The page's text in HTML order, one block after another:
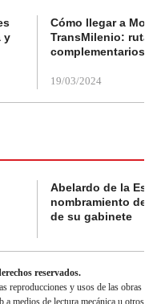
y
Cómo llegar a
TransMilenio:
complementarios
19/03/2024
Abelardo de la
nombramiento de
de su gabinete
reservados.
reproducciones y usos de las obras
a medios de lectura mecánica u otros